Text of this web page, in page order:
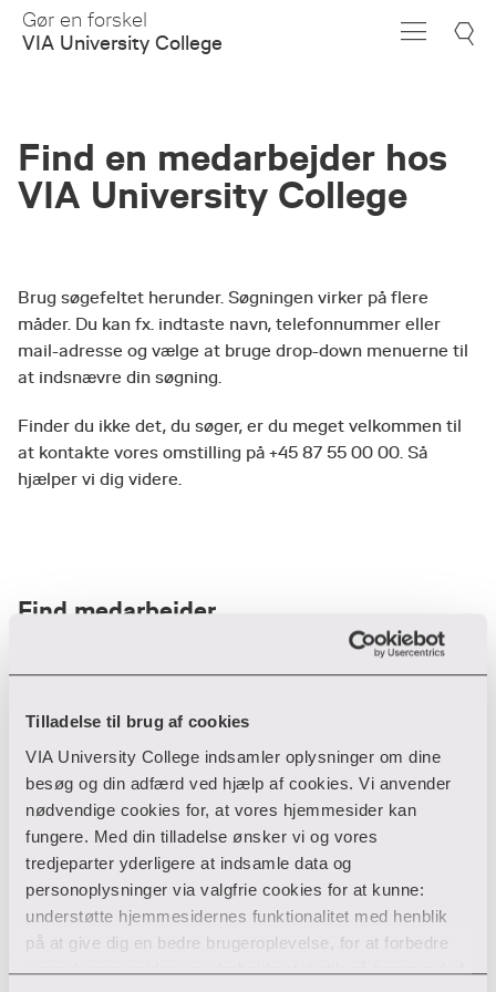
Tilladelse til brug af cookies
VIA University College indsamler oplysninger om dine
besøg og din adfærd ved hjælp af cookies. Vi anvender
nødvendige cookies for, at vores hjemmesider kan
fungere. Med din tilladelse ønsker vi og vores
tredjeparter yderligere at indsamle data og
personoplysninger via valgfrie cookies for at kunne:
understøtte hjemmesidernes funktionalitet med henblik
på at give dig en bedre brugeroplevelse, for at forbedre
vores hjemmesider og udarbejde statistik på baggrund af
Skip
Main
Gør en forskel
VIA University College
Find en medarbejder hos
VIA University College
Brug søgefeltet herunder. Søgningen virker på flere
måder. Du kan fx. indtaste navn, telefonnummer eller
mail-adresse og vælge at bruge drop-down menuerne til
at indsnævre din søgning.
Finder du ikke det, du søger, er du meget velkommen til
at kontakte vores omstilling på +45 87 55 00 00. Så
hjælper vi dig videre.
Find medarbejder
Filter
Ryd filtre
Din søgning gav desværre ikke noget resultat
Giv ikke op endnu!